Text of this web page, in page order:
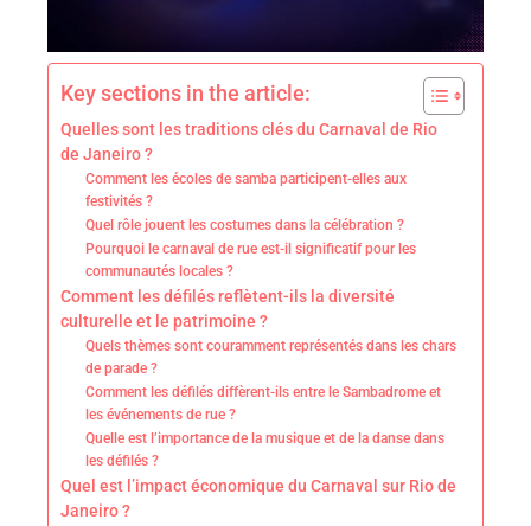
Key sections in the article:
Quelles sont les traditions clés du Carnaval de Rio
de Janeiro ?
Comment les écoles de samba participent-elles aux
festivités ?
Quel rôle jouent les costumes dans la célébration ?
Pourquoi le carnaval de rue est-il significatif pour les
communautés locales ?
Comment les défilés reflètent-ils la diversité
culturelle et le patrimoine ?
Quels thèmes sont couramment représentés dans les chars
de parade ?
Comment les défilés diffèrent-ils entre le Sambadrome et
les événements de rue ?
Quelle est l’importance de la musique et de la danse dans
les défilés ?
Quel est l’impact économique du Carnaval sur Rio de
Janeiro ?